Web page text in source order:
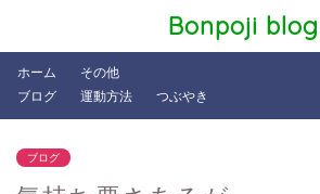
Bonpoji blog
ホーム
ブログ
その他
運動方法
つぶやき
ブログ